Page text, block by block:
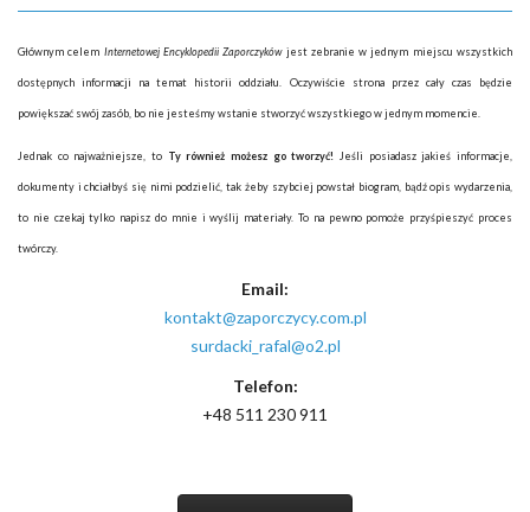
Głównym celem Internetowej Encyklopedii Zaporczykówjest zebranie w jednym miejscu wszystkich
dostępnych informacji na temat historii oddziału. Oczywiście strona przez cały czas będzie
powiększać swój zasób, bo nie jesteśmy wstanie stworzyć wszystkiego w jednym momencie.
Jednak co najważniejsze, to Ty również możesz go tworzyć! Jeśli posiadasz jakieś informacje,
dokumenty i chciałbyś się nimi podzielić, tak żeby szybciej powstał biogram, bądź opis wydarzenia,
to nie czekaj tylko napisz do mnie i wyślij materiały. To na pewno pomoże przyśpieszyć proces
twórczy.
Email:
kontakt@zaporczycy.com.pl
surdacki_rafal@o2.pl
Telefon:
+48 511 230 911